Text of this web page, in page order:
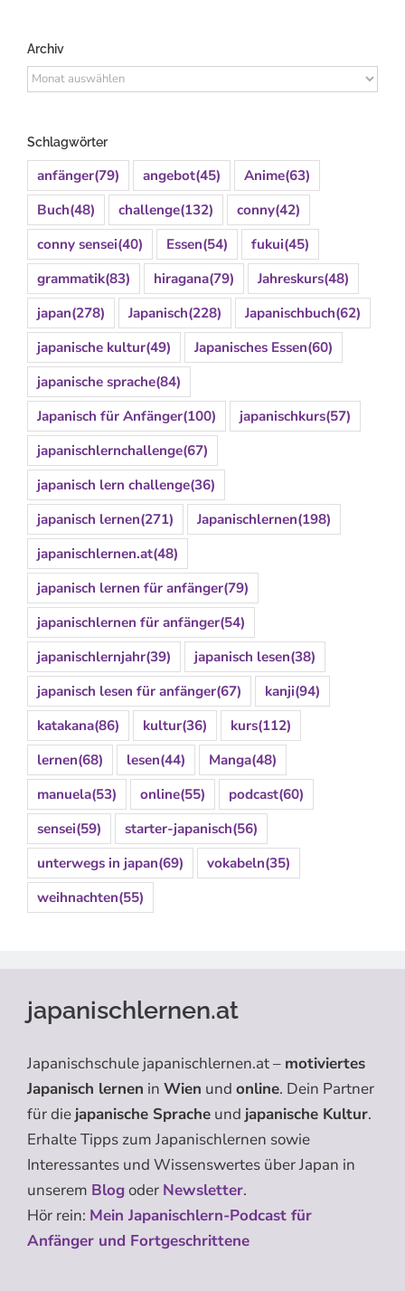
Archiv
Archiv
Schlagwörter
anfänger(79) angebot(45) Anime(63)
Buch(48) challenge(132) conny(42)
conny sensei(40) Essen(54) fukui(45)
grammatik(83) hiragana(79) Jahreskurs(48)
japan(278) Japanisch(228) Japanischbuch(62)
japanische kultur(49) Japanisches Essen(60)
japanische sprache(84)
Japanisch für Anfänger(100) japanischkurs(57)
japanischlernchallenge(67)
japanisch lern challenge(36)
japanisch lernen(271) Japanischlernen(198)
japanischlernen.at(48)
japanisch lernen für anfänger(79)
japanischlernen für anfänger(54)
japanischlernjahr(39) japanisch lesen(38)
japanisch lesen für anfänger(67) kanji(94)
katakana(86) kultur(36) kurs(112)
lernen(68) lesen(44) Manga(48)
manuela(53) online(55) podcast(60)
sensei(59) starter-japanisch(56)
unterwegs in japan(69) vokabeln(35)
weihnachten(55)
japanischlernen.at
Japanischschule japanischlernen.at – motiviertes
Japanisch lernen in Wien und online. Dein Partner
für die japanische Sprache und japanische Kultur.
Erhalte Tipps zum Japanischlernen sowie
Interessantes und Wissenswertes über Japan in
unserem Blogoder Newsletter.
Hör rein: Mein Japanischlern-Podcast für
Anfänger und Fortgeschrittene